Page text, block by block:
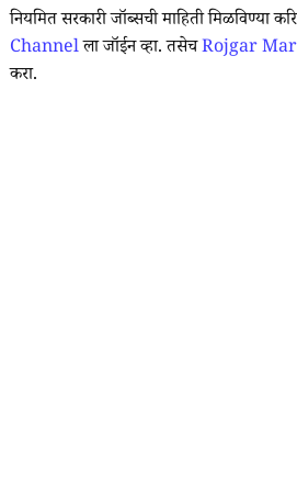
नियमित सरकारी जॉब्सची माहिती मिळविण्या
Channelला जॉईन व्हा. तसेचRojgar
करा.